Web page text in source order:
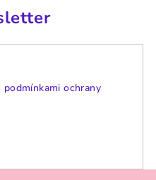
podmínkami ochrany